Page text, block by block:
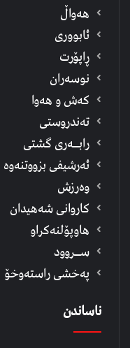
هەواڵ
ئابووری
ڕاپۆرت
نوسەران
كەش و هەوا
تەندروستی
رابــه‌ری گشتی
ئەرشیفى بزووتنەوە
وەرزش
كاروانی شەهیدان
هاوپۆلنەكراو
ســروود
په‌خشی راسته‌وخۆ
ناساندن